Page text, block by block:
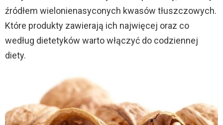
źródłem wielonienasyconych kwasów tłuszczowych.
Które produkty zawierają ich najwięcej oraz co
według dietetyków warto włączyć do codziennej
diety.